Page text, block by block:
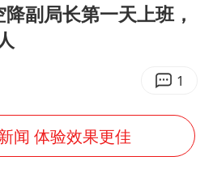
年小学教师减少13.19万
艺迪无缘横滨赛决赛
副局长第一天上班，
1
闻 体验效果更佳